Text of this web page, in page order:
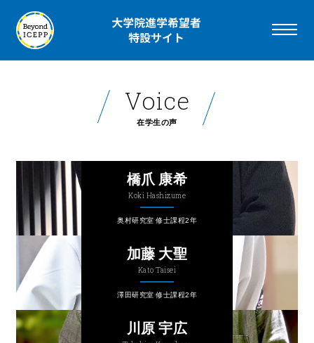
Voice
在学生の声
橋爪 康希
Koki Hashizume
奥村研究室 修士課程2年
加藤 大聖
Kato Taisei
澤田研究室 修士課程2年
川原 宇広